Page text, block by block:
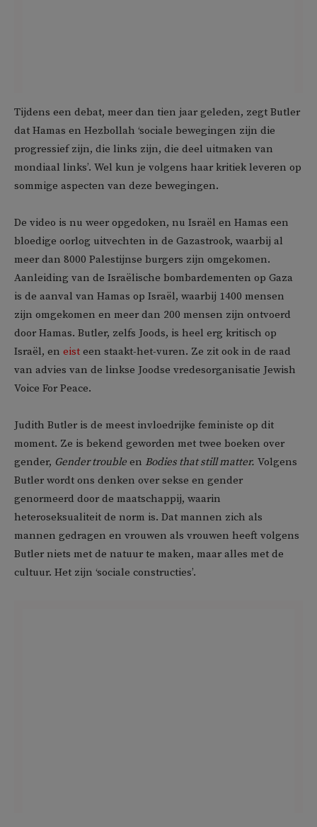
Tijdens een debat, meer dan tien jaar geleden, zegt Butler
dat Hamas en Hezbollah ‘sociale bewegingen zijn die
progressief zijn, die links zijn, die deel uitmaken van
mondiaal links’. Wel kun je volgens haar kritiek leveren op
sommige aspecten van deze bewegingen.
De video is nu weer opgedoken, nu Israël en Hamas een
bloedige oorlog uitvechten in de Gazastrook, waarbij al
meer dan 8000 Palestijnse burgers zijn omgekomen.
Aanleiding van de Israëlische bombardementen op Gaza
is de aanval van Hamas op Israël, waarbij 1400 mensen
zijn omgekomen en meer dan 200 mensen zijn ontvoerd
door Hamas. Butler, zelfs Joods, is heel erg kritisch op
Israël, en eist een staakt-het-vuren. Ze zit ook in de raad
van advies van de linkse Joodse vredesorganisatie Jewish
Voice For Peace.
Judith Butler is de meest invloedrijke feministe op dit
moment. Ze is bekend geworden met twee boeken over
gender, Gender trouble en Bodies that still matter. Volgens
Butler wordt ons denken over sekse en gender
genormeerd door de maatschappij, waarin
heteroseksualiteit de norm is. Dat mannen zich als
mannen gedragen en vrouwen als vrouwen heeft volgens
Butler niets met de natuur te maken, maar alles met de
cultuur. Het zijn ‘sociale constructies’.